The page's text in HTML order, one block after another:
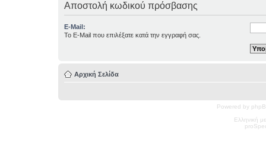
Αποστολή κωδικού πρόσβασης
E-Mail:
Το E-Mail που επιλέξατε κατά την εγγραφή σας.
Αρχική Σελίδα
Powered by
Ελληνική
pro